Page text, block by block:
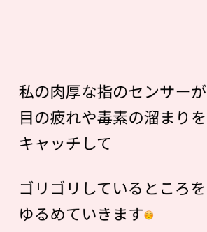
私の肉厚な指のセンサーが
目の疲れや毒素の溜まりを
キャッチして
ゴリゴリしているところを
ゆるめていきます